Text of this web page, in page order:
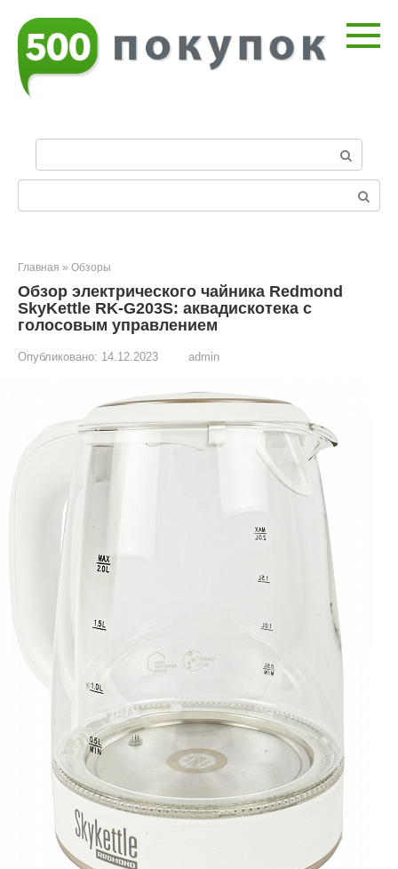
контенту
о
и
Главная » Обзоры
Обзор электрического чайника Redmond
SkyKettle RK-G203S: аквадискотека с
голосовым управлением
Опубликовано: 14.12.2023 admin